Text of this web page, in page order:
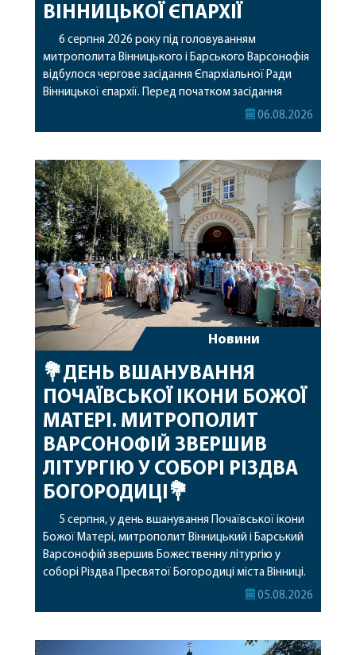
ВІННИЦЬКОЇ ЄПАРХІЇ
6 серпня 2026 року під головуванням
митрополита Вінницького і Барського Варсонофія
відбулося чергове засідання Єпархіальної Ради
Вінницької єпархії. Перед початком засідання
секретар Єпархіальної Ради від імені членів Ради
побажавши йому міцного здоров’я, Божої
допомоги, миру, духовної радості та
благословенних успіхів у подальшому
архіпастирському служінні. […]
06.08.2026
Новини
💐ДЕНЬ ВШАНУВАННЯ
ПОЧАЇВСЬКОЇ ІКОНИ БОЖОЇ
МАТЕРІ. МИТРОПОЛИТ
ВАРСОНОФІЙ ЗВЕРШИВ
ЛІТУРГІЮ У СОБОРІ РІЗДВА
БОГОРОДИЦІ💐
5 серпня, у день вшанування Почаївської ікони
Божої Матері, митрополит Вінницький і Барський
Варсонофій звершив Божественну літургію у
соборі Різдва Пресвятої Богородиці міста Вінниці.
Його Високопреосвященству співслужили
священному сані. Під час богослужіння підносилися
05.08.2026